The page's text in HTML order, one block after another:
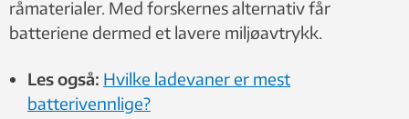
råmaterialer. Med forskernes alternativ får
batteriene dermed et lavere miljøavtrykk.
Les også: Hvilke ladevaner er mest
batterivennlige?